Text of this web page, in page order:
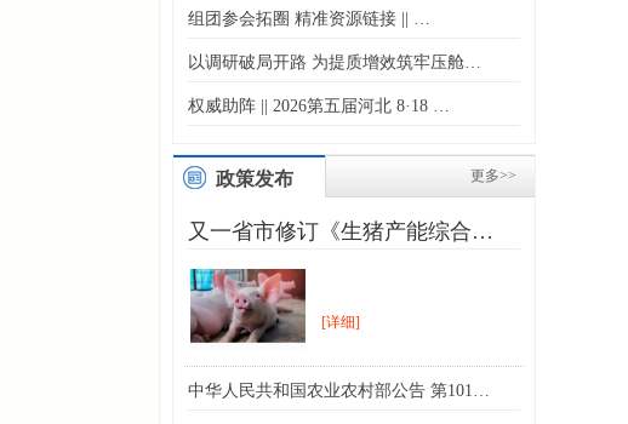
组团参会拓圈 精准资源链接 || …
以调研破局开路 为提质增效筑牢压舱…
权威助阵 || 2026第五届河北 8·18 …
更多>>
政策发布
又一省市修订《生猪产能综合…
[详细]
中华人民共和国农业农村部公告 第101…